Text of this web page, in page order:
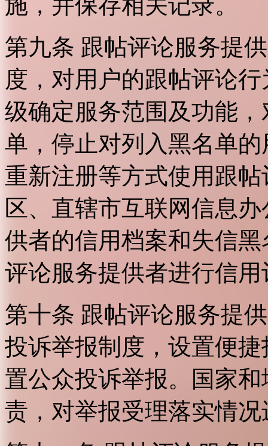
第九条 跟帖评论服务提
度，对用户的跟帖评论
级确定服务范围及功能
单，停止对列入黑名单
重新注册等方式使用跟
区、直辖市互联网信息
供者的信用档案和失信
评论服务提供者进行信用
第十条 跟帖评论服务提
投诉举报制度，设置便
置公众投诉举报。国家
责，对举报受理落实情